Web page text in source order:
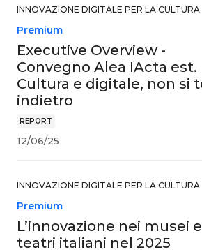
INNOVAZIONE DIGITALE PER LA CULTURA
REPORT
Executive Overview -
Convegno Alea IActa est.
Cultura e digitale, non si
indietro
Premium
12/06/25
INNOVAZIONE DIGITALE PER LA CULTURA
L’innovazione nei musei e
teatri italiani nel 2025
Premium